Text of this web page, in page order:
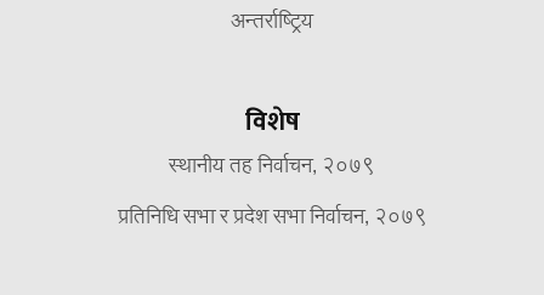
अन्तर्राष्ट्रिय
विशेष
स्थानीय तह निर्वाचन, २०७९
प्रतिनिधि सभा र प्रदेश सभा निर्वाचन, २०७९